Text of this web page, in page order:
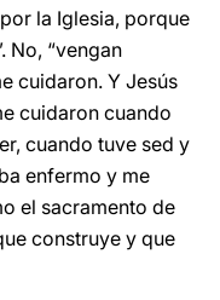
la Iglesia, porque
No, “vengan
cuidaron. Y Jesús
cuidaron cuando
cuando tuve sed y
enfermo y me
el sacramento de
construye y que